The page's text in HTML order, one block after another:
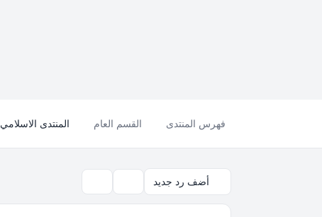
فهرس المنتدى القسم العام المنتدى الاسلامي
أضف رد جديد